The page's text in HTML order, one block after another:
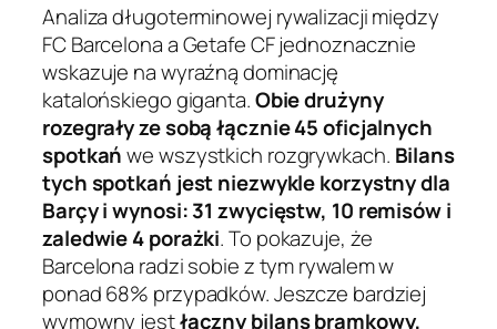
Analiza długoterminowej rywalizacji między
FC Barcelona a Getafe CF jednoznacznie
wskazuje na wyraźną dominację
katalońskiego giganta.Obie drużyny
rozegrały ze sobą łącznie 45 oficjalnych
spotkańwe wszystkich rozgrywkach. Bilans
tych spotkań jest niezwykle korzystny dla
Barçy i wynosi: 31 zwycięstw, 10 remisów i
zaledwie 4 porażki. To pokazuje, że
Barcelona radzi sobie z tym rywalem w
ponad 68% przypadków. Jeszcze bardziej
wymowny jestłączny bilans bramkowy,